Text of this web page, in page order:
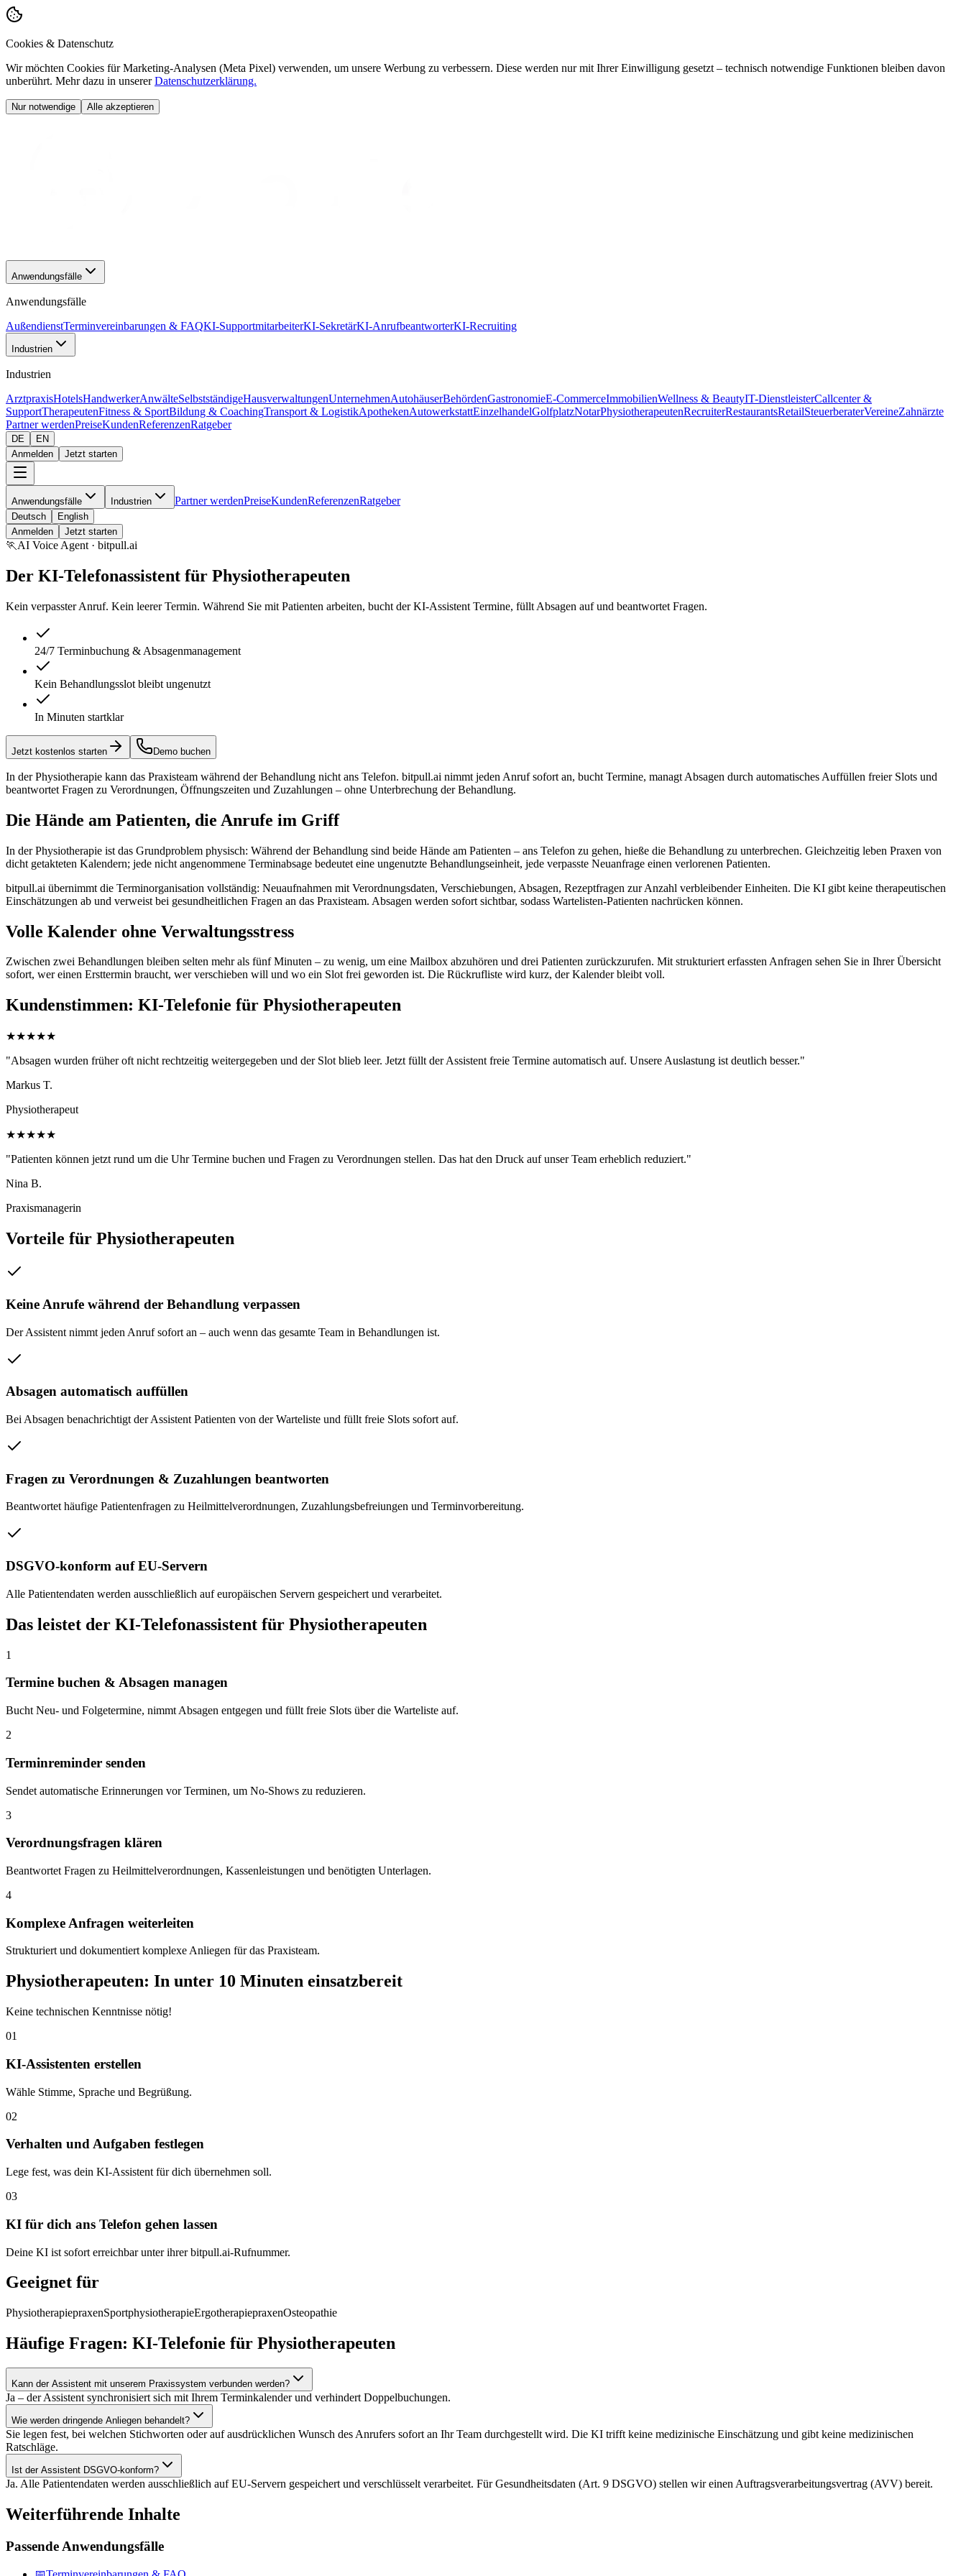
Cookies & Datenschutz
Wir möchten Cookies für Marketing-Analysen (Meta Pixel) verwenden, um unsere Werbung zu verbessern. Diese werden nur mit Ihrer Einwilligung gesetzt – technisch notwendige Funktionen bleiben davon
unberührt. Mehr dazu in unsererDatenschutzerklärung.
Nur notwendige Alle akzeptieren
Anwendungsfälle
Anwendungsfälle
AußendienstTerminvereinbarungen & FAQKI-SupportmitarbeiterKI-SekretärKI-AnrufbeantworterKI-Recruiting
Industrien
Industrien
ArztpraxisHotelsHandwerkerAnwälteSelbstständigeHausverwaltungenUnternehmenAutohäuserBehördenGastronomieE-CommerceImmobilienWellness & BeautyIT-DienstleisterCallcenter &
SupportTherapeutenFitness & SportBildung & CoachingTransport & LogistikApothekenAutowerkstattEinzelhandelGolfplatzNotarPhysiotherapeutenRecruiterRestaurantsRetailSteuerberaterVereineZahnärzte
Partner werdenPreiseKundenReferenzenRatgeber
DE
EN
Anmelden
Jetzt starten
Anwendungsfälle Industrien Partner werdenPreiseKundenReferenzenRatgeber
Deutsch
English
Anmelden
Jetzt starten
🏃 AI Voice Agent · bitpull.ai
Der KI-Telefonassistent für Physiotherapeuten
Kein verpasster Anruf. Kein leerer Termin. Während Sie mit Patienten arbeiten, bucht der KI-Assistent Termine, füllt Absagen auf und beantwortet Fragen.
24/7 Terminbuchung & Absagenmanagement
Kein Behandlungsslot bleibt ungenutzt
In Minuten startklar
Jetzt kostenlos starten Demo buchen
In der Physiotherapie kann das Praxisteam während der Behandlung nicht ans Telefon. bitpull.ai nimmt jeden Anruf sofort an, bucht Termine, managt Absagen durch automatisches Auffüllen freier Slots und
beantwortet Fragen zu Verordnungen, Öffnungszeiten und Zuzahlungen – ohne Unterbrechung der Behandlung.
Die Hände am Patienten, die Anrufe im Griff
In der Physiotherapie ist das Grundproblem physisch: Während der Behandlung sind beide Hände am Patienten – ans Telefon zu gehen, hieße die Behandlung zu unterbrechen. Gleichzeitig leben Praxen von
dicht getakteten Kalendern; jede nicht angenommene Terminabsage bedeutet eine ungenutzte Behandlungseinheit, jede verpasste Neuanfrage einen verlorenen Patienten.
bitpull.ai übernimmt die Terminorganisation vollständig: Neuaufnahmen mit Verordnungsdaten, Verschiebungen, Absagen, Rezeptfragen zur Anzahl verbleibender Einheiten. Die KI gibt keine therapeutischen
Einschätzungen ab und verweist bei gesundheitlichen Fragen an das Praxisteam. Absagen werden sofort sichtbar, sodass Wartelisten-Patienten nachrücken können.
Volle Kalender ohne Verwaltungsstress
Zwischen zwei Behandlungen bleiben selten mehr als fünf Minuten – zu wenig, um eine Mailbox abzuhören und drei Patienten zurückzurufen. Mit strukturiert erfassten Anfragen sehen Sie in Ihrer Übersicht
sofort, wer einen Ersttermin braucht, wer verschieben will und wo ein Slot frei geworden ist. Die Rückrufliste wird kurz, der Kalender bleibt voll.
Kundenstimmen: KI-Telefonie für Physiotherapeuten
★★★★★
"Absagen wurden früher oft nicht rechtzeitig weitergegeben und der Slot blieb leer. Jetzt füllt der Assistent freie Termine automatisch auf. Unsere Auslastung ist deutlich besser."
Markus T.
Physiotherapeut
★★★★★
"Patienten können jetzt rund um die Uhr Termine buchen und Fragen zu Verordnungen stellen. Das hat den Druck auf unser Team erheblich reduziert."
Nina B.
Praxismanagerin
Vorteile für Physiotherapeuten
Keine Anrufe während der Behandlung verpassen
Der Assistent nimmt jeden Anruf sofort an – auch wenn das gesamte Team in Behandlungen ist.
Absagen automatisch auffüllen
Bei Absagen benachrichtigt der Assistent Patienten von der Warteliste und füllt freie Slots sofort auf.
Fragen zu Verordnungen & Zuzahlungen beantworten
Beantwortet häufige Patientenfragen zu Heilmittelverordnungen, Zuzahlungsbefreiungen und Terminvorbereitung.
DSGVO-konform auf EU-Servern
Alle Patientendaten werden ausschließlich auf europäischen Servern gespeichert und verarbeitet.
Das leistet der KI-Telefonassistent für Physiotherapeuten
1
Termine buchen & Absagen managen
Bucht Neu- und Folgetermine, nimmt Absagen entgegen und füllt freie Slots über die Warteliste auf.
2
Terminreminder senden
Sendet automatische Erinnerungen vor Terminen, um No-Shows zu reduzieren.
3
Verordnungsfragen klären
Beantwortet Fragen zu Heilmittelverordnungen, Kassenleistungen und benötigten Unterlagen.
4
Komplexe Anfragen weiterleiten
Strukturiert und dokumentiert komplexe Anliegen für das Praxisteam.
Physiotherapeuten: In unter 10 Minuten einsatzbereit
Keine technischen Kenntnisse nötig!
01
KI-Assistenten erstellen
Wähle Stimme, Sprache und Begrüßung.
02
Verhalten und Aufgaben festlegen
Lege fest, was dein KI-Assistent für dich übernehmen soll.
03
KI für dich ans Telefon gehen lassen
Deine KI ist sofort erreichbar unter ihrer bitpull.ai-Rufnummer.
Geeignet für
PhysiotherapiepraxenSportphysiotherapieErgotherapiepraxenOsteopathie
Häufige Fragen: KI-Telefonie für Physiotherapeuten
Kann der Assistent mit unserem Praxissystem verbunden werden?
Ja – der Assistent synchronisiert sich mit Ihrem Terminkalender und verhindert Doppelbuchungen.
Wie werden dringende Anliegen behandelt?
Sie legen fest, bei welchen Stichworten oder auf ausdrücklichen Wunsch des Anrufers sofort an Ihr Team durchgestellt wird. Die KI trifft keine medizinische Einschätzung und gibt keine medizinischen
Ratschläge.
Ist der Assistent DSGVO-konform?
Ja. Alle Patientendaten werden ausschließlich auf EU-Servern gespeichert und verschlüsselt verarbeitet. Für Gesundheitsdaten (Art. 9 DSGVO) stellen wir einen Auftragsverarbeitungsvertrag (AVV) bereit.
Weiterführende Inhalte
Passende Anwendungsfälle